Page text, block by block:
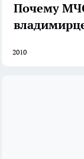
Почему
2010